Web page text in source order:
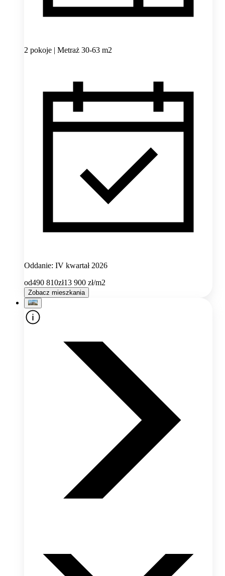
2 pokoje | Metraż 30-63 m2
Oddanie: IV kwartał 2026
od490 810zł13 900 zł/m2
Zobacz mieszkania